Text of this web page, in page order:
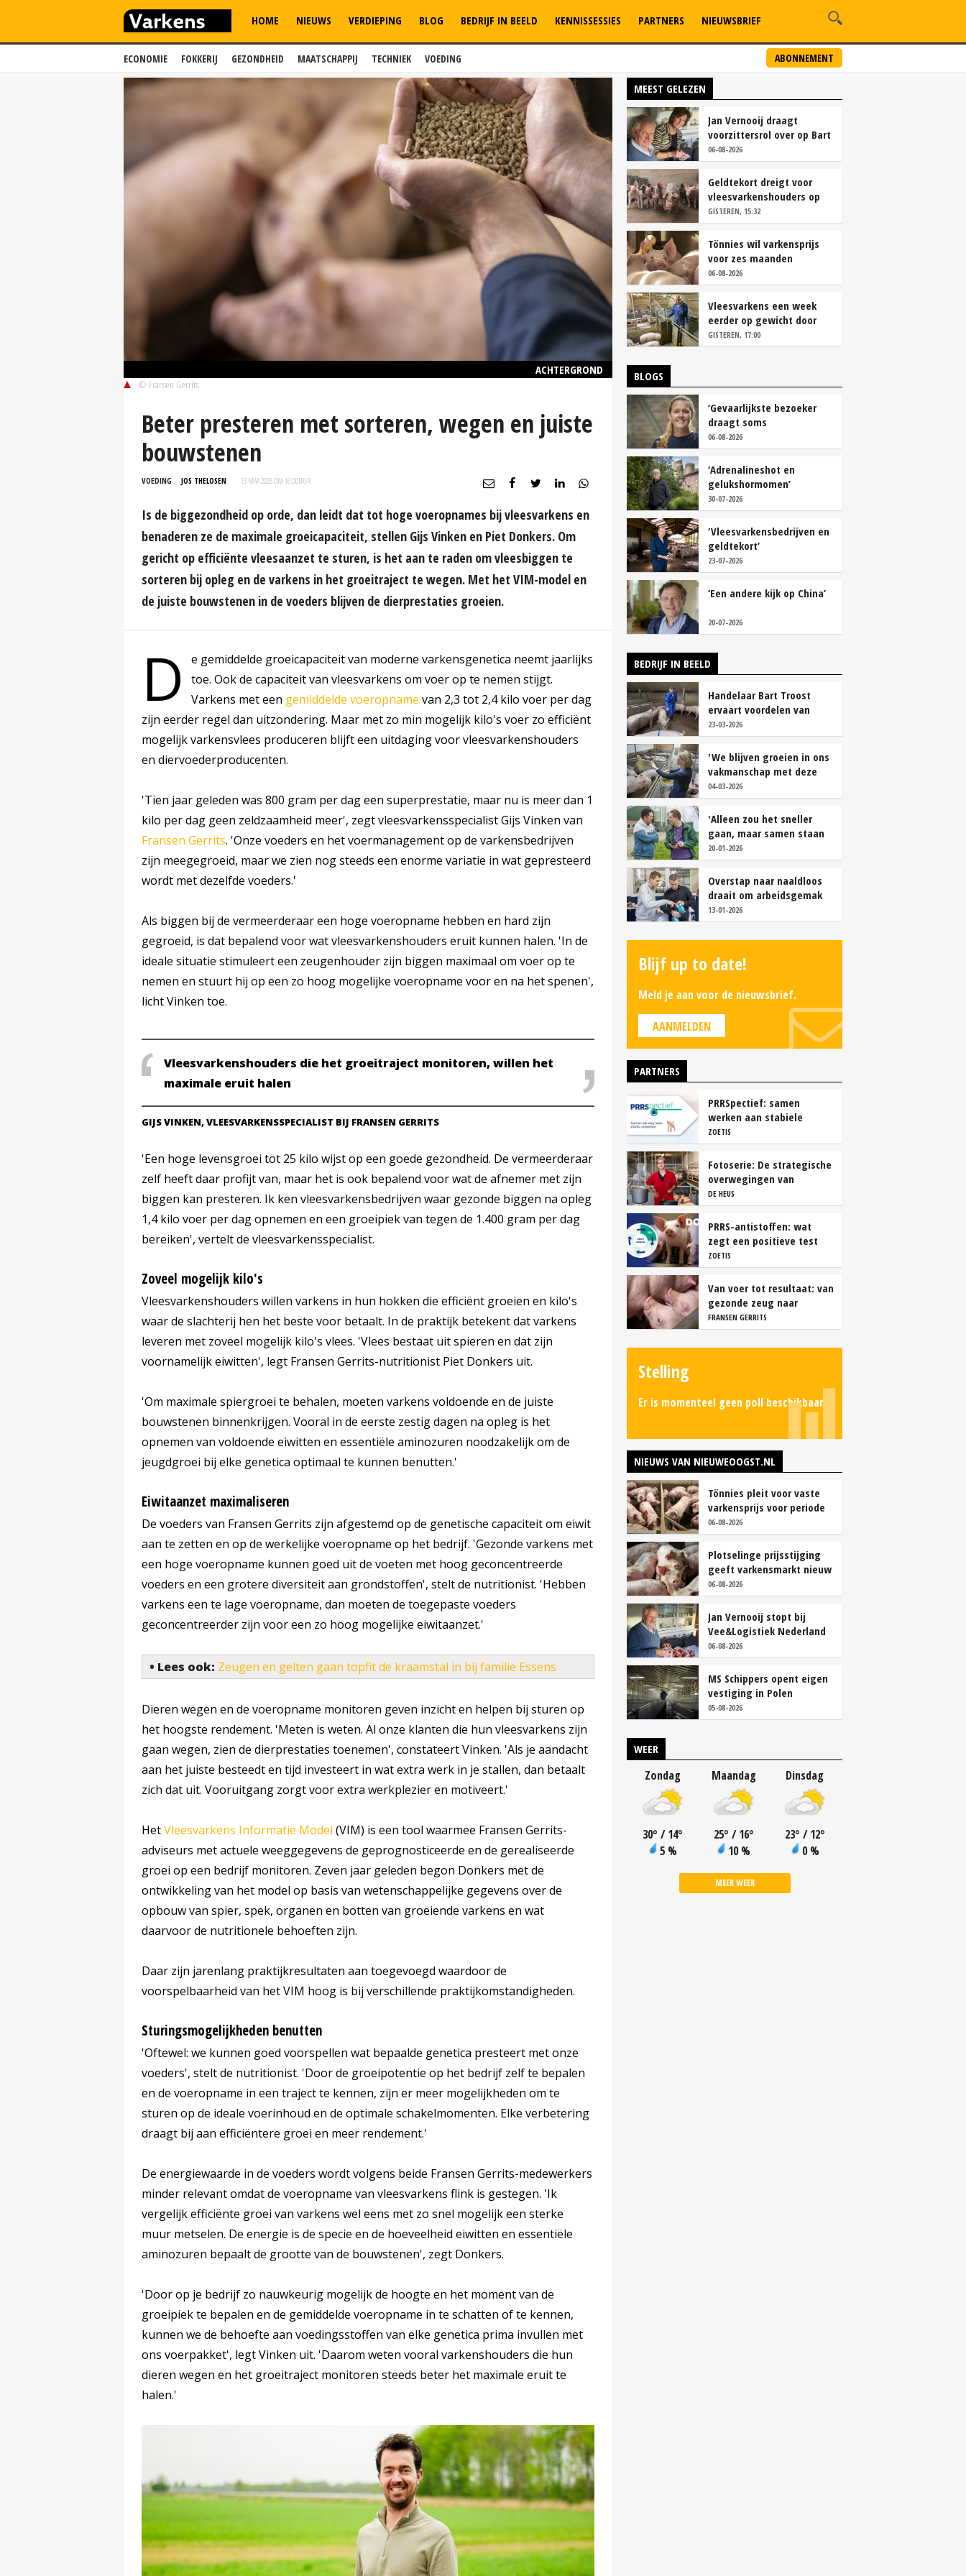
ECONOMIE FOKKERIJ GEZONDHEID MAATSCHAPPIJ TECHNIEK VOEDING ABONNEMENT
HOME NIEUWS VERDIEPING BLOG BEDRIJF IN BEELD KENNISSESSIES PARTNERS NIEUWSBRIEF
ACHTERGROND
© Fransen Gerrits
Beter presteren met sorteren, wegen en juiste
bouwstenen
VOEDING JOS THELOSEN 13 MAA 2026 OM 16:00UUR
Is de biggezondheid op orde, dan leidt dat tot hoge voeropnames bij vleesvarkens en
benaderen ze de maximale groeicapaciteit, stellen Gijs Vinken en Piet Donkers. Om
gericht op efficiënte vleesaanzet te sturen, is het aan te raden om vleesbiggen te
sorteren bij opleg en de varkens in het groeitraject te wegen. Met het VIM-model en
de juiste bouwstenen in de voeders blijven de dierprestaties groeien.
D
e gemiddelde groeicapaciteit van moderne varkensgenetica neemt jaarlijks
toe. Ook de capaciteit van vleesvarkens om voer op te nemen stijgt.
Varkens met een gemiddelde voeropname van 2,3 tot 2,4 kilo voer per dag
zijn eerder regel dan uitzondering. Maar met zo min mogelijk kilo's voer zo efficiënt
mogelijk varkensvlees produceren blijft een uitdaging voor vleesvarkenshouders
en diervoederproducenten.
'Tien jaar geleden was 800 gram per dag een superprestatie, maar nu is meer dan 1
kilo per dag geen zeldzaamheid meer', zegt vleesvarkensspecialist Gijs Vinken van
Fransen Gerrits. 'Onze voeders en het voermanagement op de varkensbedrijven
zijn meegegroeid, maar we zien nog steeds een enorme variatie in wat gepresteerd
wordt met dezelfde voeders.'
Als biggen bij de vermeerderaar een hoge voeropname hebben en hard zijn
gegroeid, is dat bepalend voor wat vleesvarkenshouders eruit kunnen halen. 'In de
ideale situatie stimuleert een zeugenhouder zijn biggen maximaal om voer op te
nemen en stuurt hij op een zo hoog mogelijke voeropname voor en na het spenen',
licht Vinken toe.
Vleesvarkenshouders die het groeitraject monitoren, willen het
maximale eruit halen
GIJS VINKEN, VLEESVARKENSSPECIALIST BIJ FRANSEN GERRITS
'Een hoge levensgroei tot 25 kilo wijst op een goede gezondheid. De vermeerderaar
zelf heeft daar profijt van, maar het is ook bepalend voor wat de afnemer met zijn
biggen kan presteren. Ik ken vleesvarkensbedrijven waar gezonde biggen na opleg
1,4 kilo voer per dag opnemen en een groeipiek van tegen de 1.400 gram per dag
bereiken', vertelt de vleesvarkensspecialist.
Zoveel mogelijk kilo's
Vleesvarkenshouders willen varkens in hun hokken die efficiënt groeien en kilo's
waar de slachterij hen het beste voor betaalt. In de praktijk betekent dat varkens
leveren met zoveel mogelijk kilo's vlees. 'Vlees bestaat uit spieren en dat zijn
voornamelijk eiwitten', legt Fransen Gerrits-nutritionist Piet Donkers uit.
'Om maximale spiergroei te behalen, moeten varkens voldoende en de juiste
bouwstenen binnenkrijgen. Vooral in de eerste zestig dagen na opleg is het
opnemen van voldoende eiwitten en essentiële aminozuren noodzakelijk om de
jeugdgroei bij elke genetica optimaal te kunnen benutten.'
Eiwitaanzet maximaliseren
De voeders van Fransen Gerrits zijn afgestemd op de genetische capaciteit om eiwit
aan te zetten en op de werkelijke voeropname op het bedrijf. 'Gezonde varkens met
een hoge voeropname kunnen goed uit de voeten met hoog geconcentreerde
voeders en een grotere diversiteit aan grondstoffen', stelt de nutritionist. 'Hebben
varkens een te lage voeropname, dan moeten de toegepaste voeders
geconcentreerder zijn voor een zo hoog mogelijke eiwitaanzet.'
• Lees ook: Zeugen en gelten gaan topfit de kraamstal in bij familie Essens
Dieren wegen en de voeropname monitoren geven inzicht en helpen bij sturen op
het hoogste rendement. 'Meten is weten. Al onze klanten die hun vleesvarkens zijn
gaan wegen, zien de dierprestaties toenemen', constateert Vinken. 'Als je aandacht
aan het juiste besteedt en tijd investeert in wat extra werk in je stallen, dan betaalt
zich dat uit. Vooruitgang zorgt voor extra werkplezier en motiveert.'
HetVleesvarkens Informatie Model (VIM) is een tool waarmee Fransen Gerrits-
adviseurs met actuele weeggegevens de geprognosticeerde en de gerealiseerde
groei op een bedrijf monitoren. Zeven jaar geleden begon Donkers met de
ontwikkeling van het model op basis van wetenschappelijke gegevens over de
opbouw van spier, spek, organen en botten van groeiende varkens en wat
daarvoor de nutritionele behoeften zijn.
Daar zijn jarenlang praktijkresultaten aan toegevoegd waardoor de
voorspelbaarheid van het VIM hoog is bij verschillende praktijkomstandigheden.
Sturingsmogelijkheden benutten
'Oftewel: we kunnen goed voorspellen wat bepaalde genetica presteert met onze
voeders', stelt de nutritionist. 'Door de groeipotentie op het bedrijf zelf te bepalen
en de voeropname in een traject te kennen, zijn er meer mogelijkheden om te
sturen op de ideale voerinhoud en de optimale schakelmomenten. Elke verbetering
draagt bij aan efficiëntere groei en meer rendement.'
De energiewaarde in de voeders wordt volgens beide Fransen Gerrits-medewerkers
minder relevant omdat de voeropname van vleesvarkens flink is gestegen. 'Ik
vergelijk efficiënte groei van varkens wel eens met zo snel mogelijk een sterke
muur metselen. De energie is de specie en de hoeveelheid eiwitten en essentiële
aminozuren bepaalt de grootte van de bouwstenen', zegt Donkers.
'Door op je bedrijf zo nauwkeurig mogelijk de hoogte en het moment van de
groeipiek te bepalen en de gemiddelde voeropname in te schatten of te kennen,
kunnen we de behoefte aan voedingsstoffen van elke genetica prima invullen met
ons voerpakket', legt Vinken uit. 'Daarom weten vooral varkenshouders die hun
dieren wegen en het groeitraject monitoren steeds beter het maximale eruit te
halen.'
MEEST GELEZEN
Jan Vernooij draagt
voorzittersrol over op Bart
Camps
06-08-2026
Geldtekort dreigt voor
vleesvarkenshouders op
vrije markt
GISTEREN, 15:32
Tönnies wil varkensprijs
voor zes maanden
vastleggen
06-08-2026
Vleesvarkens een week
eerder op gewicht door
continu aanbod van
brijvoer
GISTEREN, 17:00
BLOGS
‘Gevaarlijkste bezoeker
draagt soms
overschoenen’
06-08-2026
‘Adrenalineshot en
gelukshormomen’
30-07-2026
‘Vleesvarkensbedrijven en
geldtekort’
23-07-2026
‘Een andere kijk op China’
20-07-2026
BEDRIJF IN BEELD
Handelaar Bart Troost
ervaart voordelen van
coöperatieve voerfusie
23-03-2026
'We blijven groeien in ons
vakmanschap met deze
teamaanpak'
04-03-2026
'Alleen zou het sneller
gaan, maar samen staan
we stukken sterker'
20-01-2026
Overstap naar naaldloos
draait om arbeidsgemak
en diervriendelijkheid
13-01-2026
Blijf up to date!
Meld je aan voor de nieuwsbrief.
AANMELDEN
PARTNERS
PRRSpectief: samen
werken aan stabiele
resultaten
ZOETIS
Fotoserie: De strategische
overwegingen van
varkensbedrijf Gerrits
DE HEUS
PRRS-antistoffen: wat
zegt een positieve test
echt?
ZOETIS
Van voer tot resultaat: van
gezonde zeug naar
succesvolle biggen
FRANSEN GERRITS
Stelling
Er is momenteel geen poll beschikbaar.
NIEUWS VAN NIEUWEOOGST.NL
Tönnies pleit voor vaste
varkensprijs voor periode
van zes maanden
06-08-2026
Plotselinge prijsstijging
geeft varkensmarkt nieuw
perspectief
06-08-2026
Jan Vernooij stopt bij
Vee&Logistiek Nederland
06-08-2026
MS Schippers opent eigen
vestiging in Polen
05-08-2026
WEER
Zondag
30° / 14°
5 %
Maandag
25° / 16°
10 %
Dinsdag
23° / 12°
0 %
MEER WEER